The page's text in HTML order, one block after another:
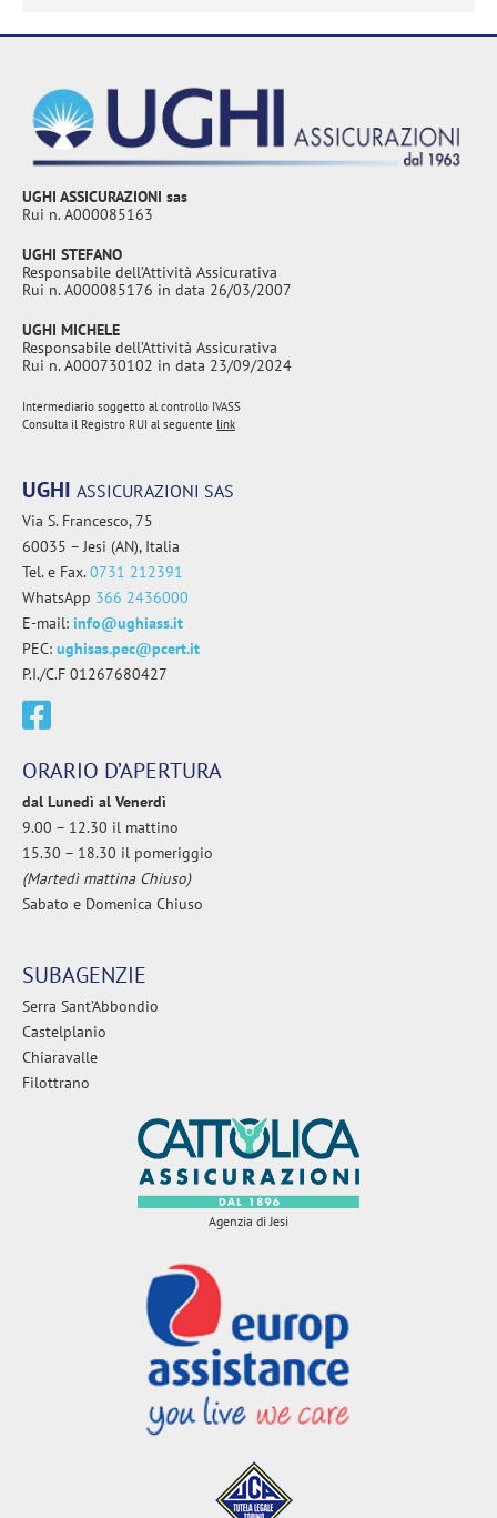
UGHI ASSICURAZIONI sas
Rui n. A000085163
UGHI STEFANO
Responsabile dell’Attività Assicurativa
Rui n. A000085176 in data 26/03/2007
UGHI MICHELE
Responsabile dell’Attività Assicurativa
Rui n. A000730102 in data 23/09/2024
Intermediario soggetto al controllo IVASS
Consulta il Registro RUI al seguente link
UGHI ASSICURAZIONI SAS
Via S. Francesco, 75
60035 – Jesi (AN), Italia
Tel. e Fax.0731 212391
WhatsApp 366 2436000
E-mail: info@ughiass.it
PEC: ughisas.pec@pcert.it
P.I./C.F 01267680427
ORARIO D’APERTURA
dal Lunedì al Venerdì
9.00 – 12.30 il mattino
15.30 – 18.30 il pomeriggio
(Martedì mattina Chiuso)
Sabato e Domenica Chiuso
SUBAGENZIE
Serra Sant’Abbondio
Castelplanio
Chiaravalle
Filottrano
Agenzia di Jesi